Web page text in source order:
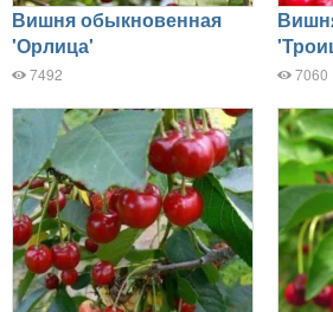
Вишня обыкновенная
'Орлица'
7492 7060